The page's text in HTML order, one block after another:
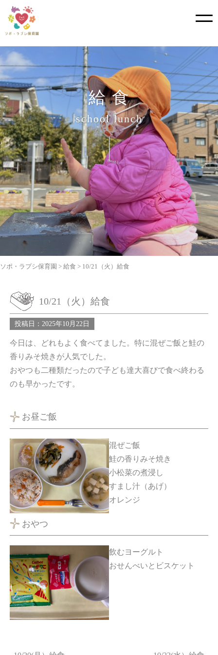
Skip
content
給 食
school lunch
ソポ・ラプシ保育園 > 給食 > 10/21（火）給食
10/21（火）給食
投稿日：2025年10月22日
今日は、どれもよく食べてました。特に混ぜご飯と鮭の
香りみそ焼きが人気でした。
おやつも二種類だったので子ども達大喜びで食べ終わる
のも早かったです。
お昼ご飯
混ぜご飯
鮭の香りみそ焼き
小松菜の煮浸し
すまし汁（あげ）
オレンジ
おやつ
飲むヨーグルト
おせんべいとビスケット